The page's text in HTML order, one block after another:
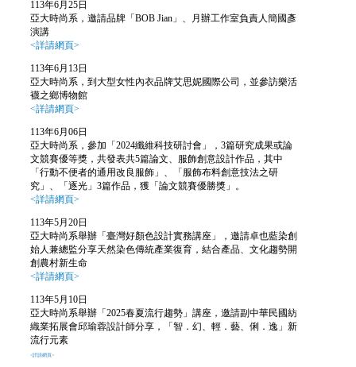
113年6月25日
亞大時尚系，邀請品牌 「BOB Jian 」、月辦工作室負責人簡國彥
演講
<詳請網頁>
113年6月13日
亞大時尚系，到大型女性內衣品牌艾思妮國際公司，並參訪樂活
襪之鄉博物館
<詳請網頁>
113年6月06日
亞大時尚系，參加「2024纖維科技研討會 」，3篇研究成果或論
文競賽優等獎，共發表共5篇論文、服飾創意設計作品，其中
「行動不便者的通用改良服飾」、「服飾布料創意技法之研
究」、「逐光」3篇作品，獲「論文競賽優勝獎」。
<詳請網頁>
113年5月20日
亞大時尚系舉辦「臺灣好顏色設計實務講座 」，邀請卓也藍染創
始人兼總監分享天然染色傳統產業復育，結合產品、文化趨勢開
創農村新生命
<詳請網頁>
113年5月10日
亞大時尚系舉辦「2025春夏流行趨勢 」 講座，邀請副中華民國紡
織業拓展會邱瑜蓉設計師分享，「智．幻、輕．藝、俐．逸」新
流行元素
<詳請網頁>